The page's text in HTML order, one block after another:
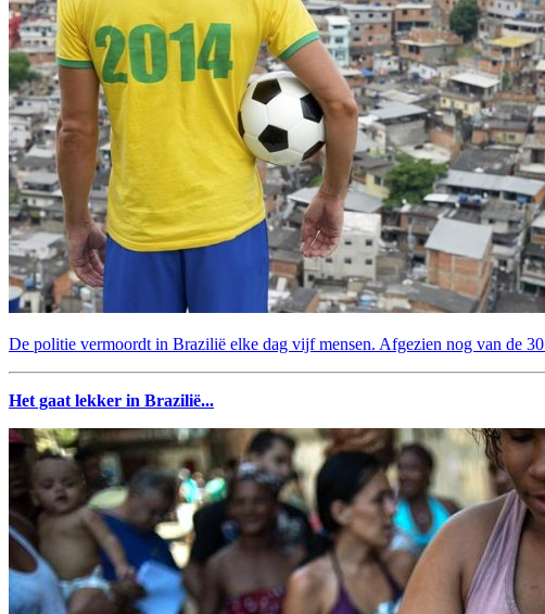
De politie vermoordt in Brazilië elke dag vijf mensen. Afgezien nog van de
Het gaat lekker in Brazilië...